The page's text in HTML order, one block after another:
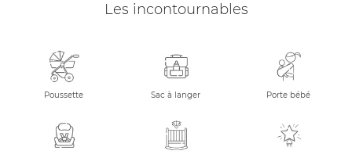
Les incontournables
Poussette Sac à langer Porte bébé